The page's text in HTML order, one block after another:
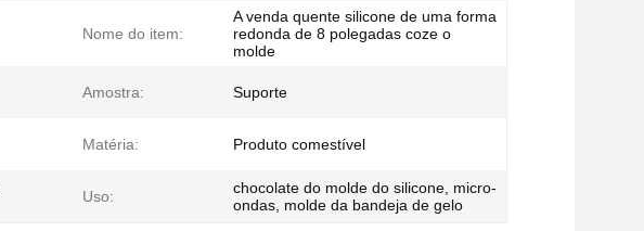
Nome do item:
A venda quente silicone de uma forma
redonda de 8 polegadas coze o
molde
Amostra: Suporte
Matéria: Produto comestível
Uso:
chocolate do molde do silicone, micro-
ondas, molde da bandeja de gelo